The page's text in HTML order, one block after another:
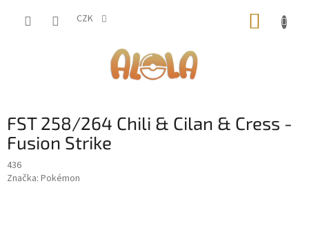
CZK
FST 258/264 Chili & Cilan & Cress -
Fusion Strike
436
Značka: Pokémon